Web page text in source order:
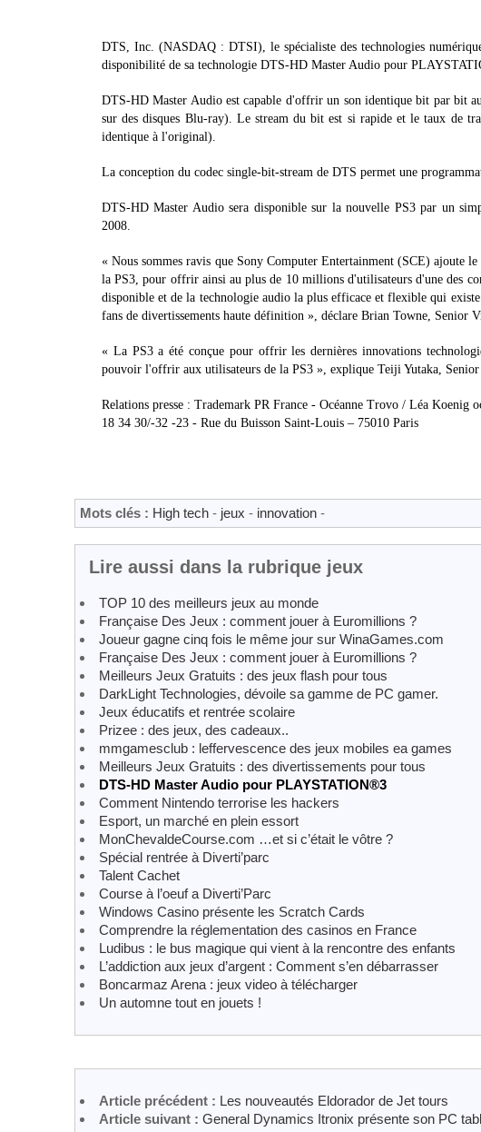
DTS, Inc. (NASDAQ : DTSI), le spécialiste des technologies
disponibilité de sa technologie DTS-HD Master Audio pour
DTS-HD Master Audio est capable d'offrir un son identique bit par bit
sur des disques Blu-ray). Le stream du bit est si rapide et le taux de
identique à l'original).
La conception du codec single-bit-stream de DTS permet une
DTS-HD Master Audio sera disponible sur la nouvelle PS3 par un
2008.
« Nous sommes ravis que Sony Computer Entertainment (SCE) ajoute
la PS3, pour offrir ainsi au plus de 10 millions d'utilisateurs d'une des
disponible et de la technologie audio la plus efficace et flexible qui
fans de divertissements haute définition », déclare Brian Towne, Senior
« La PS3 a été conçue pour offrir les dernières innovations
pouvoir l'offrir aux utilisateurs de la PS3 », explique Teiji Yutaka,
Relations presse : Trademark PR France - Océanne Trovo / Léa Koenig
18 34 30/-32 -23 - Rue du Buisson Saint-Louis – 75010 Paris
Mots clés : High tech - jeux - innovation -
Lire aussi dans la rubrique jeux
TOP 10 des meilleurs jeux au monde
Française Des Jeux : comment jouer à Euromillions ?
Joueur gagne cinq fois le même jour sur WinaGames.com
Française Des Jeux : comment jouer à Euromillions ?
Meilleurs Jeux Gratuits : des jeux flash pour tous
DarkLight Technologies, dévoile sa gamme de PC gamer.
Jeux éducatifs et rentrée scolaire
Prizee : des jeux, des cadeaux..
mmgamesclub : leffervescence des jeux mobiles ea games
Meilleurs Jeux Gratuits : des divertissements pour tous
DTS-HD Master Audio pour PLAYSTATION®3
Comment Nintendo terrorise les hackers
Esport, un marché en plein essort
MonChevaldeCourse.com …et si c’était le vôtre ?
Spécial rentrée à Diverti’parc
Talent Cachet
Course à l’oeuf a Diverti’Parc
Windows Casino présente les Scratch Cards
Comprendre la réglementation des casinos en France
Ludibus : le bus magique qui vient à la rencontre des enfants
L’addiction aux jeux d’argent : Comment s’en débarrasser
Boncarmaz Arena : jeux video à télécharger
Un automne tout en jouets !
Article précédent : Les nouveautés Eldorador de Jet tours
Article suivant : General Dynamics Itronix présente son PC